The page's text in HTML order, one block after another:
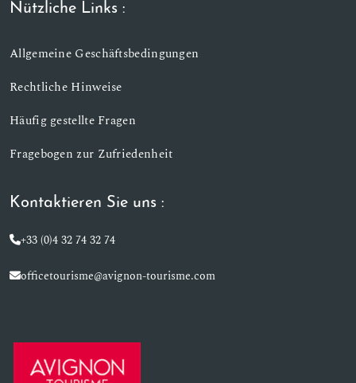
Nützliche Links :
Allgemeine Geschäftsbedingungen
Rechtliche Hinweise
Häufig gestellte Fragen
Fragebogen zur Zufriedenheit
Kontaktieren Sie uns :
+33 (0)4 32 74 32 74
officetourisme@avignon-tourisme.com